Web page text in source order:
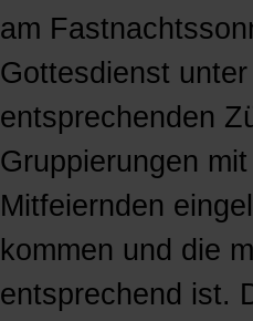
am
Gottesdienst
entsprechenden
Gruppierungen
Mitfeiernden
kommen und die
entsprechend ist.